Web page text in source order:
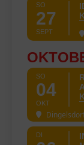
SO
27
SEPT
SO
04
OKT
DI